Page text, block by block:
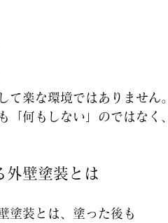
て楽な環境ではありません。
「何もしない」のではなく、
外壁塗装とは
塗装とは、塗った後も